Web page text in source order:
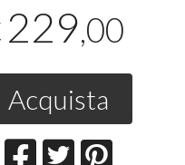
229,00
Acquista